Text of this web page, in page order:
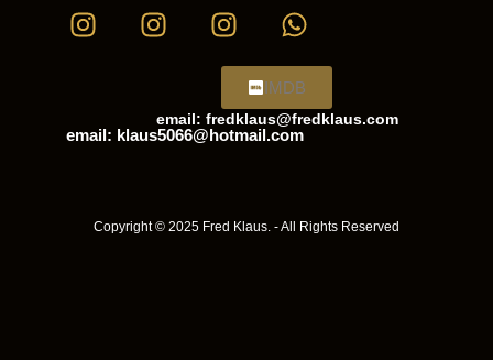
IMDB
email: fredklaus@fredklaus.com
email: klaus5066@hotmail.com
Copyright © 2025 Fred Klaus. - All Rights Reserved